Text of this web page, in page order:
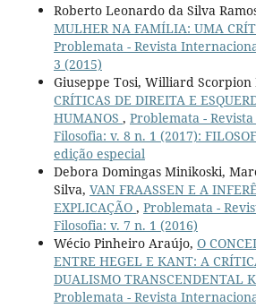
Roberto Leonardo da Silva
MULHER NA FAMÍLIA: UMA
Problemata - Revista
3 (2015)
Giuseppe Tosi, Williard Scorpion
CRÍTICAS DE DIREITA E
HUMANOS , Problemata -
Filosofia: v. 8 n. 1 (2017):
edição especial
Debora Domingas Minikoski,
Silva, VAN FRAASSEN E A
EXPLICAÇÃO , Problemata -
Filosofia: v. 7 n. 1 (2016)
Wécio Pinheiro Araújo, O
ENTRE HEGEL E KANT: A
DUALISMO TRANSCENDENTAL
Problemata - Revista